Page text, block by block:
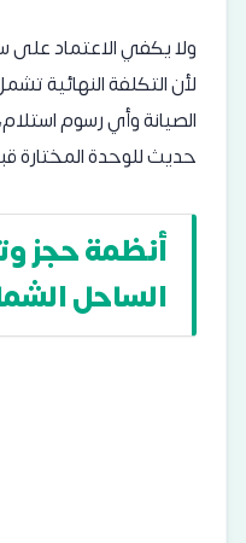
ولا يكفي الاعتماد على
لأن التكلفة النهائية
الصيانة وأي رسوم
حديث للوحدة المختارة
الساحل